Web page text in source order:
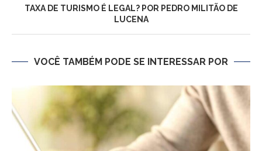
TAXA DE TURISMO É LEGAL? POR PEDRO MILITÃO DE
LUCENA
VOCÊ TAMBÉM PODE SE INTERESSAR POR